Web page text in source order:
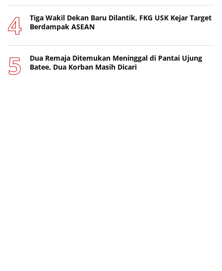
Tiga Wakil Dekan Baru Dilantik, FKG USK Kejar Target
Berdampak ASEAN
Dua Remaja Ditemukan Meninggal di Pantai Ujung
Batee, Dua Korban Masih Dicari